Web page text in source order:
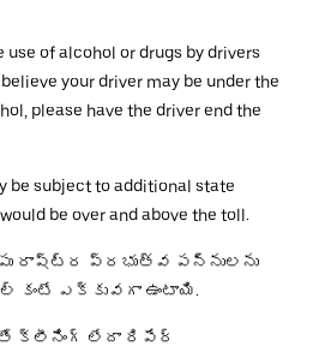
use of alcohol or drugs by drivers
your driver may be under the
please have the driver end the
be subject to additional state
be over and above the toll.
రాష్ట్ర ప్రభుత్వ పన్నులను
కంటే ఎక్కువగా ఉంటాయి.
క్లీనింగ్ లేదా రిపేర్